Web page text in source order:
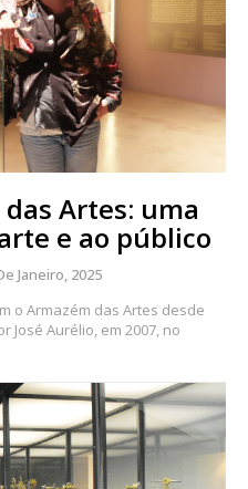
Artes: uma
e ao público
Janeiro, 2025
o Armazém das Artes desde
José Aurélio, em 2007, no